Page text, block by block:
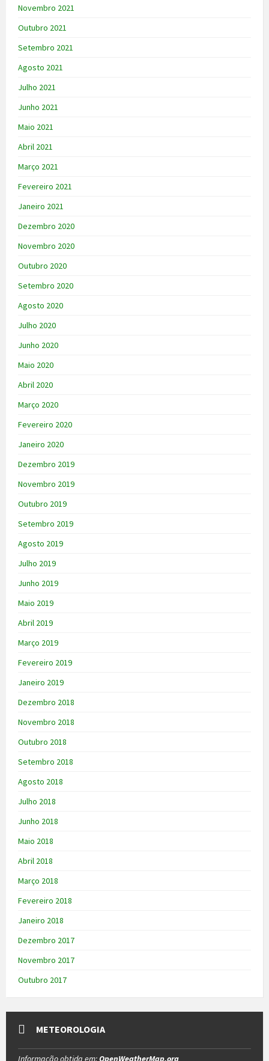
Novembro 2021
Outubro 2021
Setembro 2021
Agosto 2021
Julho 2021
Junho 2021
Maio 2021
Abril 2021
Março 2021
Fevereiro 2021
Janeiro 2021
Dezembro 2020
Novembro 2020
Outubro 2020
Setembro 2020
Agosto 2020
Julho 2020
Junho 2020
Maio 2020
Abril 2020
Março 2020
Fevereiro 2020
Janeiro 2020
Dezembro 2019
Novembro 2019
Outubro 2019
Setembro 2019
Agosto 2019
Julho 2019
Junho 2019
Maio 2019
Abril 2019
Março 2019
Fevereiro 2019
Janeiro 2019
Dezembro 2018
Novembro 2018
Outubro 2018
Setembro 2018
Agosto 2018
Julho 2018
Junho 2018
Maio 2018
Abril 2018
Março 2018
Fevereiro 2018
Janeiro 2018
Dezembro 2017
Novembro 2017
Outubro 2017
METEOROLOGIA
Informação obtida em:OpenWeatherMap.org